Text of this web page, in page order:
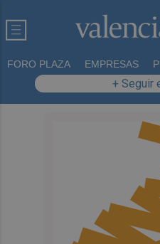
FORO PLAZA EMPRESAS
+ Seguir